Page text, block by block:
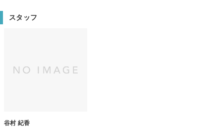
スタッフ
谷村 紀香